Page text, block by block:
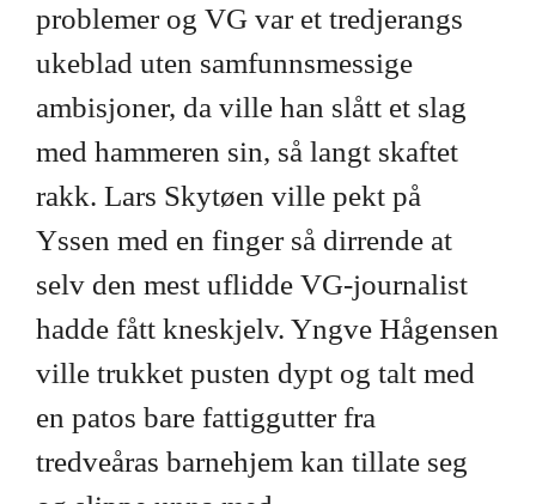
problemer og VG var et tredjerangs
ukeblad uten samfunnsmessige
ambisjoner, da ville han slått et slag
med hammeren sin, så langt skaftet
rakk. Lars Skytøen ville pekt på
Yssen med en finger så dirrende at
selv den mest uflidde VG-journalist
hadde fått kneskjelv. Yngve Hågensen
ville trukket pusten dypt og talt med
en patos bare fattiggutter fra
tredveåras barnehjem kan tillate seg